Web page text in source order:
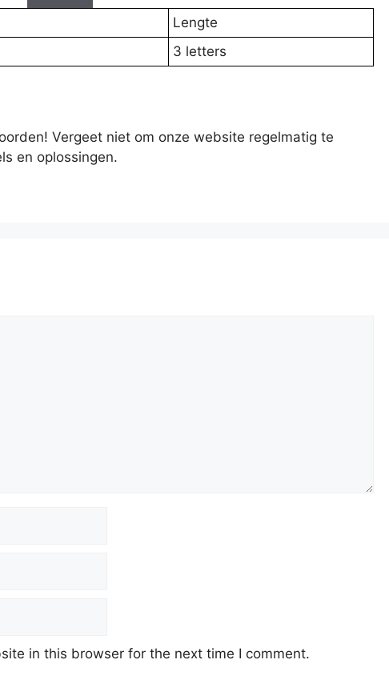
Lengte
3 letters
Vergeet niet om onze website regelmatig te
en oplossingen.
in this browser for the next time I comment.